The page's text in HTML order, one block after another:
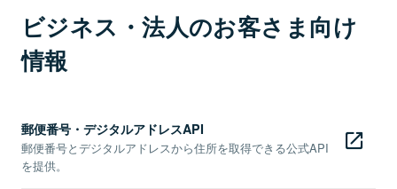
ビジネス・法人のお客さま向け
情報
郵便番号・デジタルアドレスAPI
郵便番号とデジタルアドレスから住所を取得できる公式API
を提供。